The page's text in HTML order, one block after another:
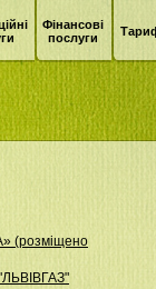
Фінансові
послуги
(розміщено